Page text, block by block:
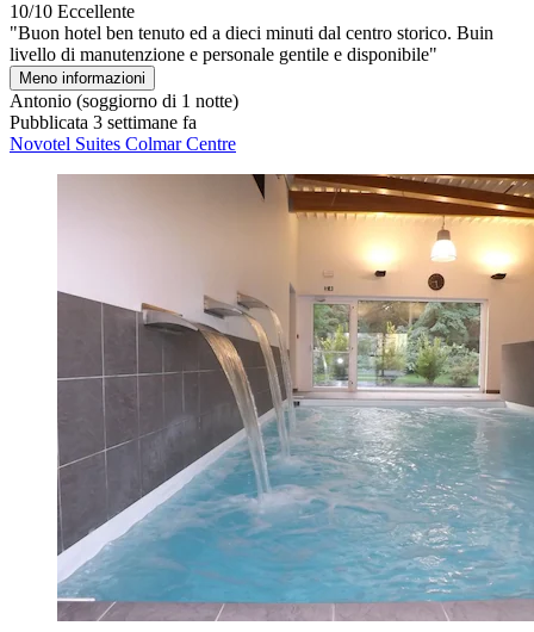
10/10 Eccellente
"Buon hotel ben tenuto ed a dieci minuti dal centro storico. Buin
livello di manutenzione e personale gentile e disponibile"
Meno informazioni
Antonio (soggiorno di 1 notte)
Pubblicata 3 settimane fa
Novotel Suites Colmar Centre